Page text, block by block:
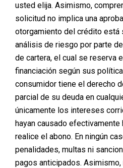
usted elija. Asimismo,
solicitud no implica una
otorgamiento del crédito está
análisis de riesgo por parte
de cartera, el cual se reserva
financiación según sus
consumidor tiene el derecho
parcial de su deuda en
únicamente los intereses
hayan causado
realice el abono. En ningún
penalidades, multas ni
pagos anticipados.